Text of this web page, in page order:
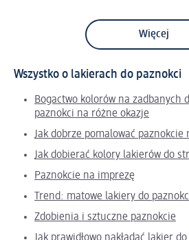
Więcej
Wszystko o lakierach do paznokci
Bogactwo kolorów na zadbanych
paznokci na różne okazje
Jak dobrze pomalować paznokcie
Jak dobierać kolory lakierów do
Paznokcie na imprezę
Trend: matowe lakiery do
Zdobienia i sztuczne paznokcie